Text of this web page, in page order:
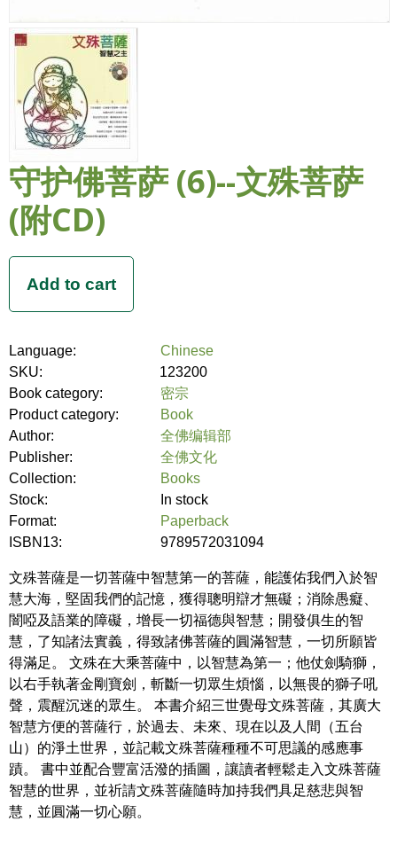
守护佛菩萨 (6)--文殊菩萨
(附CD)
Language:
Chinese
SKU:
123200
Book category:
密宗
Product category:
Book
Author:
全佛编辑部
Publisher:
全佛文化
Collection:
Books
Stock:
In stock
Format:
Paperback
ISBN13:
9789572031094
文殊菩薩是一切菩薩中智慧第一的菩薩，能護佑我們入於智
慧大海，堅固我們的記憶，獲得聰明辯才無礙；消除愚癡、
闇啞及語業的障礙，增長一切福德與智慧；開發俱生的智
慧，了知諸法實義，得致諸佛菩薩的圓滿智慧，一切所願皆
得滿足。 文殊在大乘菩薩中，以智慧為第一；他仗劍騎獅，
以右手執著金剛寶劍，斬斷一切眾生煩惱，以無畏的獅子吼
聲，震醒沉迷的眾生。 本書介紹三世覺母文殊菩薩，其廣大
智慧方便的菩薩行，於過去、未來、現在以及人間（五台
山）的淨土世界，並記載文殊菩薩種種不可思議的感應事
蹟。 書中並配合豐富活潑的插圖，讓讀者輕鬆走入文殊菩薩
智慧的世界，並祈請文殊菩薩隨時加持我們具足慈悲與智
慧，並圓滿一切心願。